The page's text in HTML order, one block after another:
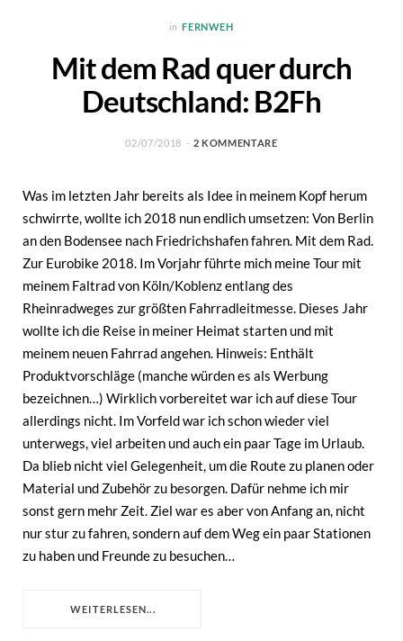
in FERNWEH
Mit dem Rad quer durch
Deutschland: B2Fh
02/07/2018 2 KOMMENTARE
Was im letzten Jahr bereits als Idee in meinem Kopf herum
schwirrte, wollte ich 2018 nun endlich umsetzen: Von Berlin
an den Bodensee nach Friedrichshafen fahren. Mit dem Rad.
Zur Eurobike 2018. Im Vorjahr führte mich meine Tour mit
meinem Faltrad von Köln/Koblenz entlang des
Rheinradweges zur größten Fahrradleitmesse. Dieses Jahr
wollte ich die Reise in meiner Heimat starten und mit
meinem neuen Fahrrad angehen. Hinweis: Enthält
Produktvorschläge (manche würden es als Werbung
bezeichnen…) Wirklich vorbereitet war ich auf diese Tour
allerdings nicht. Im Vorfeld war ich schon wieder viel
unterwegs, viel arbeiten und auch ein paar Tage im Urlaub.
Da blieb nicht viel Gelegenheit, um die Route zu planen oder
Material und Zubehör zu besorgen. Dafür nehme ich mir
sonst gern mehr Zeit. Ziel war es aber von Anfang an, nicht
nur stur zu fahren, sondern auf dem Weg ein paar Stationen
zu haben und Freunde zu besuchen…
WEITERLESEN...